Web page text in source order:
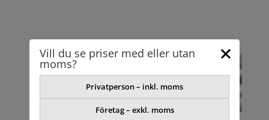
Vill du se priser med eller utan
moms?
Privatperson – inkl. moms
Företag – exkl. moms